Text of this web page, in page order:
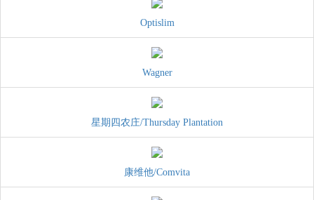
Optislim
Wagner
星期四农庄/Thursday Plantation
康维他/Comvita